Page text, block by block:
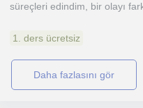
süreçleri edindim, bir olayı
1. ders ücretsiz
daha fazlasını gör